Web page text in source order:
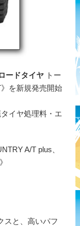
ードタイヤトー
を新規発売開始
イヤ処理料・エ
A/T plus、
と、高いパフ